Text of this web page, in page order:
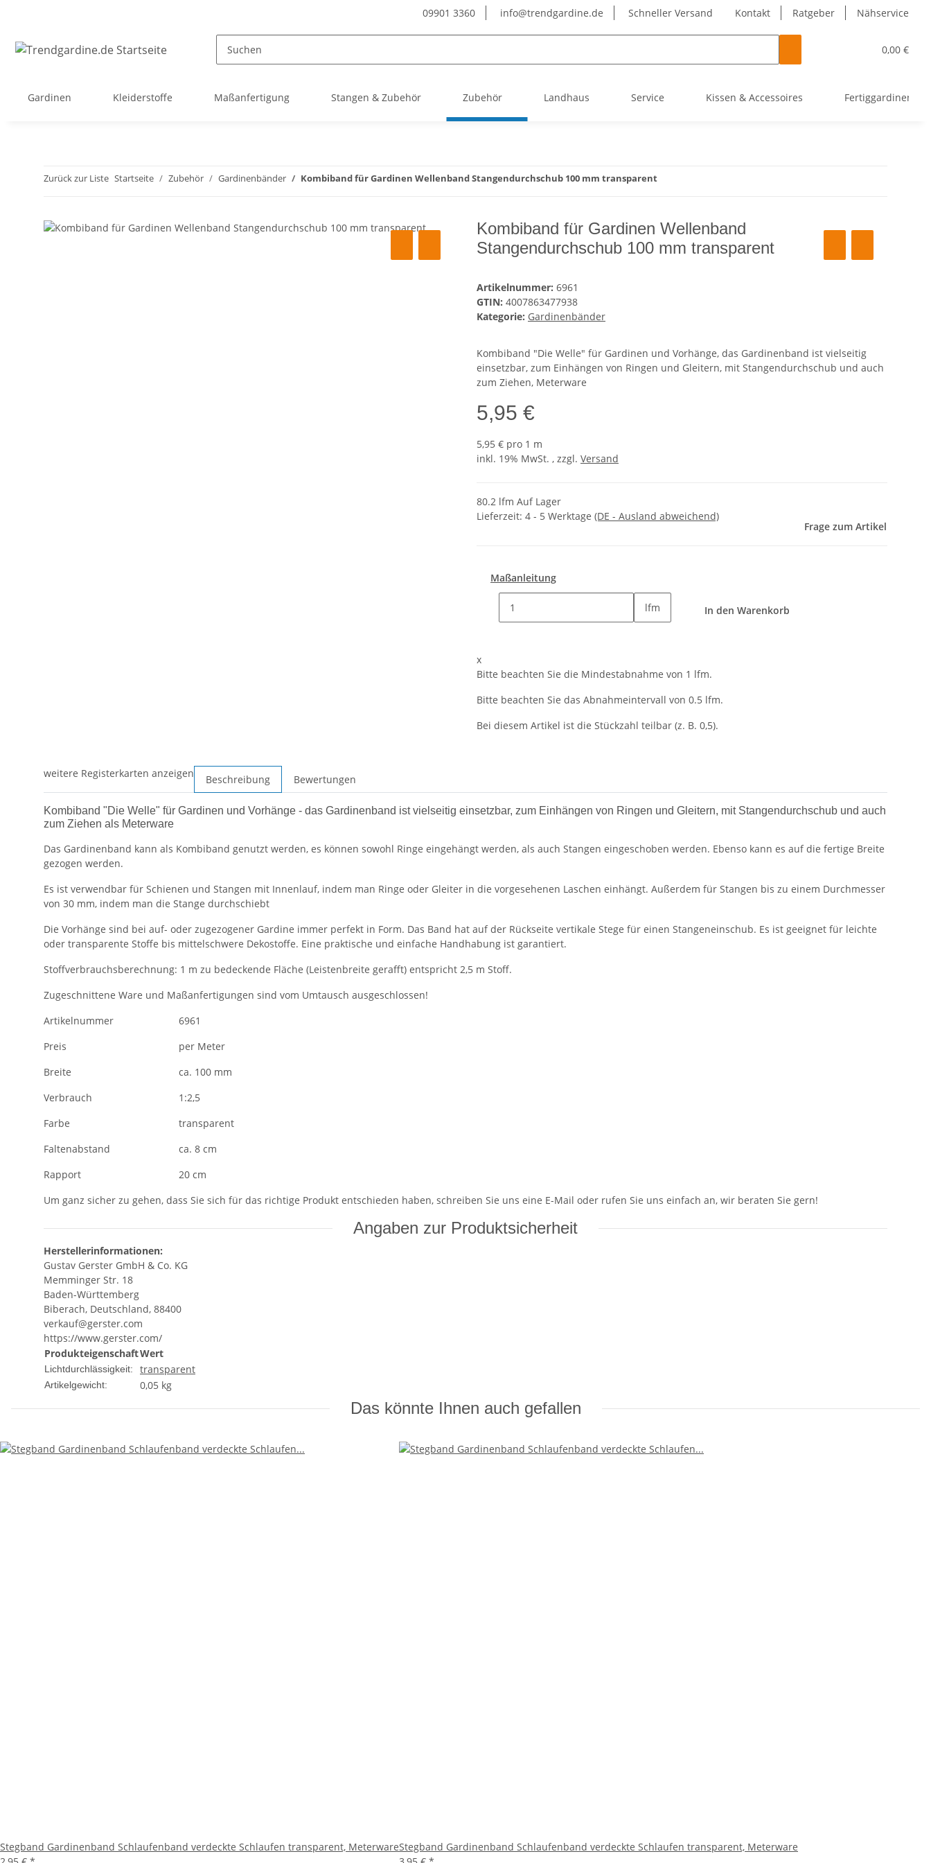
Kontakt Ratgeber Nähservice
09901 3360 info@trendgardine.de Schneller Versand
0,00 €
Gardinen Kleiderstoffe Maßanfertigung Stangen & Zubehör Zubehör Landhaus Service Kissen & Accessoires Fertiggardinen
Zurück zur Liste Startseite Zubehör Gardinenbänder Kombiband für Gardinen Wellenband Stangendurchschub 100 mm transparent
Kombiband für Gardinen Wellenband
Stangendurchschub 100 mm transparent
Artikelnummer: 6961
GTIN: 4007863477938
Kategorie: Gardinenbänder
Kombiband "Die Welle" für Gardinen und Vorhänge, das Gardinenband ist vielseitig
einsetzbar, zum Einhängen von Ringen und Gleitern, mit Stangendurchschub und auch
zum Ziehen, Meterware
5,95 €
5,95 € pro 1 m
inkl. 19% MwSt. , zzgl. Versand
80.2 lfm Auf Lager
Lieferzeit: 4 - 5 Werktage (DE - Ausland abweichend)
Frage zum Artikel
Maßanleitung
lfm In den Warenkorb
x
Bitte beachten Sie die Mindestabnahme von 1 lfm.
Bitte beachten Sie das Abnahmeintervall von 0.5 lfm.
Bei diesem Artikel ist die Stückzahl teilbar (z. B. 0,5).
weitere Registerkarten anzeigen Beschreibung Bewertungen
Kombiband "Die Welle" für Gardinen und Vorhänge - das Gardinenband ist vielseitig einsetzbar, zum Einhängen von Ringen und Gleitern, mit Stangendurchschub und auch
zum Ziehen als Meterware
Das Gardinenband kann als Kombiband genutzt werden, es können sowohl Ringe eingehängt werden, als auch Stangen eingeschoben werden. Ebenso kann es auf die fertige Breite
gezogen werden.
Es ist verwendbar für Schienen und Stangen mit Innenlauf, indem man Ringe oder Gleiter in die vorgesehenen Laschen einhängt. Außerdem für Stangen bis zu einem Durchmesser
von 30 mm, indem man die Stange durchschiebt
Die Vorhänge sind bei auf- oder zugezogener Gardine immer perfekt in Form. Das Band hat auf der Rückseite vertikale Stege für einen Stangeneinschub. Es ist geeignet für leichte
oder transparente Stoffe bis mittelschwere Dekostoffe. Eine praktische und einfache Handhabung ist garantiert.
Stoffverbrauchsberechnung: 1 m zu bedeckende Fläche (Leistenbreite gerafft) entspricht 2,5 m Stoff.
Zugeschnittene Ware und Maßanfertigungen sind vom Umtausch ausgeschlossen!
Artikelnummer
6961
Preis
per Meter
Breite
ca. 100 mm
Verbrauch
1:2,5
Farbe
transparent
Faltenabstand
ca. 8 cm
Rapport
20 cm
Um ganz sicher zu gehen, dass Sie sich für das richtige Produkt entschieden haben, schreiben Sie uns eine E-Mail oder rufen Sie uns einfach an, wir beraten Sie gern!
Angaben zur Produktsicherheit
Herstellerinformationen:
Gustav Gerster GmbH & Co. KG
Memminger Str. 18
Baden-Württemberg
Biberach, Deutschland, 88400
verkauf@gerster.com
https://www.gerster.com/
ProdukteigenschaftWert
Lichtdurchlässigkeit: transparent
Artikelgewicht: 0,05 kg
Das könnte Ihnen auch gefallen
Stegband Gardinenband Schlaufenband verdeckte Schlaufen transparent, MeterwareStegband Gardinenband Schlaufenband verdeckte Schlaufen transparent, Meterware